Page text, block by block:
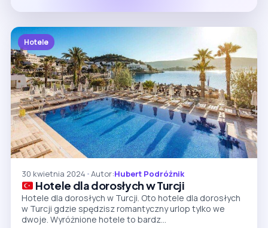
Hotele
30 kwietnia 2024 •Autor:Hubert Podróżnik
Hotele dla dorosłych w Turcji
Hotele dla dorosłych w Turcji. Oto hotele dla dorosłych
w Turcji gdzie spędzisz romantyczny urlop tylko we
dwoje. Wyróżnione hotele to bardz...